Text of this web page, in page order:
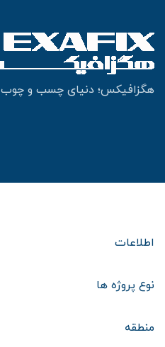
هگزافیکس؛ دنیای چسب و چوب
اطلاعات
نوع پروژه ها
منطقه